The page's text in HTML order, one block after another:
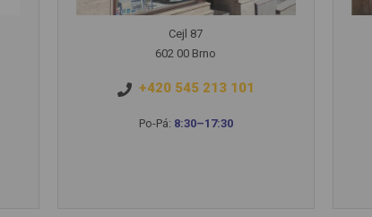
Cejl 87
602 00 Brno
+420 545 213 101
Po-Pá: 8:30–17:30